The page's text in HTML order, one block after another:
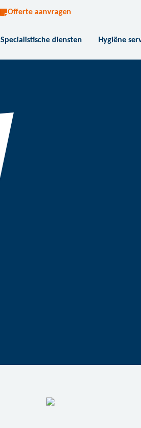
Offerte aanvragen
Specialistische diensten Hygiëne